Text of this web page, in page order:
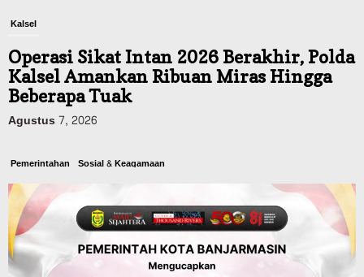
Kalsel
Operasi Sikat Intan 2026 Berakhir, Polda
Kalsel Amankan Ribuan Miras Hingga
Beberapa Tuak
Agustus 7, 2026
Pemerintahan Sosial & Keagamaan
Banjarmasin Pilot Project Perlinsos
Digital, Target 30 Persen IKD Masih
Jauh, Komisi II DPR Turun Tangan
Agustus 7, 2026